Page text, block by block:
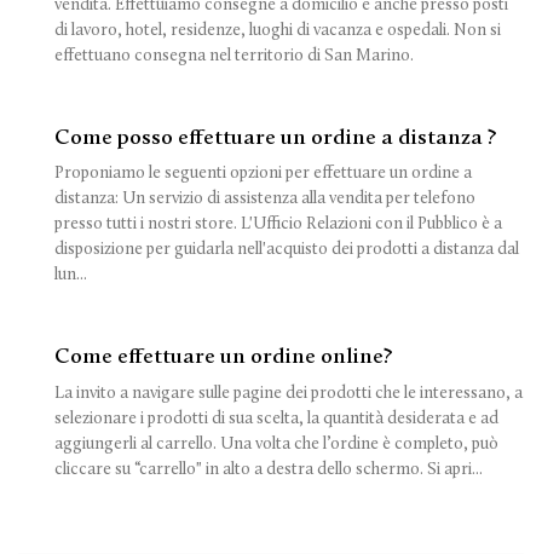
di lavoro, hotel, residenze, luoghi di vacanza e ospedali. Non si
effettuano consegna nel territorio di San Marino.
Come posso effettuare un ordine a distanza ?
Proponiamo le seguenti opzioni per effettuare un ordine a
distanza: Un servizio di assistenza alla vendita per telefono
presso tutti i nostri store. L'Ufficio Relazioni con il Pubblico è a
disposizione per guidarla nell'acquisto dei prodotti a distanza dal
lun...
Come effettuare un ordine online?
La invito a navigare sulle pagine dei prodotti che le interessano, a
selezionare i prodotti di sua scelta, la quantità desiderata e ad
aggiungerli al carrello. Una volta che l’ordine è completo, può
cliccare su “carrello" in alto a destra dello schermo. Si apri...